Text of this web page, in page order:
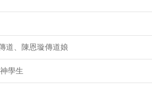
道、陳恩璇傳道娘
學生